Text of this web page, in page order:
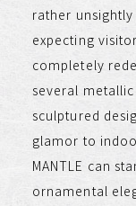
rather
expecting
completely
several
sculptured
glamor to
MANTLE can
ornamental